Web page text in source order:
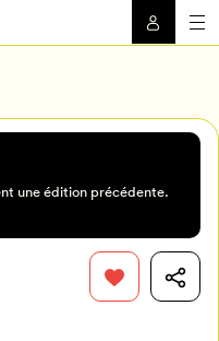
une édition précédente.